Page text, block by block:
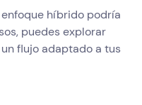
híbrido podría
puedes explorar
flujo adaptado a tus